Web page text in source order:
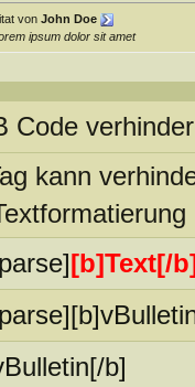
von John Doe
ipsum dolor sit amet
Code
kann
[b]Text[/
b]